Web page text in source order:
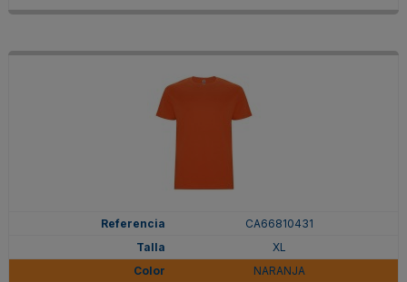
CA66810431
XL
NARANJA